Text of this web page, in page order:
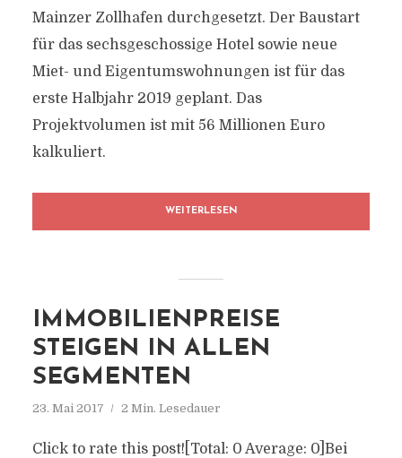
Mainzer Zollhafen durchgesetzt. Der Baustart
für das sechsgeschossige Hotel sowie neue
Miet- und Eigentumswohnungen ist für das
erste Halbjahr 2019 geplant. Das
Projektvolumen ist mit 56 Millionen Euro
kalkuliert.
WEITERLESEN
IMMOBILIENPREISE
STEIGEN IN ALLEN
SEGMENTEN
23. Mai 2017 2 Min. Lesedauer
Click to rate this post![Total: 0 Average: 0]Bei